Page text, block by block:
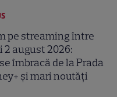
pe streaming între
2 august 2026:
îmbracă de la Prada
și mari noutăți